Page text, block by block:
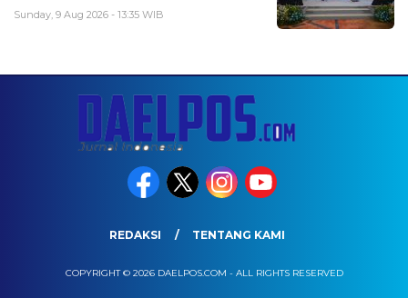
Sunday, 9 Aug 2026 - 13:35 WIB
REDAKSI TENTANG KAMI
COPYRIGHT © 2026 DAELPOS.COM - ALL RIGHTS RESERVED